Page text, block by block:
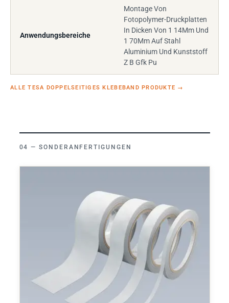
Anwendungsbereiche
Montage Von
Fotopolymer-Druckplatten
In Dicken Von 1 14Mm Und
1 70Mm Auf Stahl
Aluminium Und Kunststoff
Z B Gfk Pu
ALLE TESA DOPPELSEITIGES KLEBEBAND PRODUKTE →
SONDERANFERTIGUNGEN